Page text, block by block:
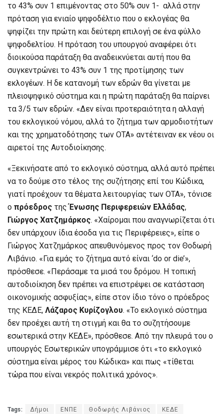
το 43% συν 1 επιμένοντας στο 50% συν 1- αλλά στην
πρόταση για ενιαίο ψηφοδέλτιο που ο εκλογέας θα
ψηφίζει την πρώτη και δεύτερη επιλογή σε ένα φύλλο
ψηφοδελτίου. Η πρόταση του υπουργού αναφέρει ότι
διοικούσα παράταξη θα αναδεικνύεται αυτή που θα
συγκεντρώνει το 43% συν 1 της προτίμησης των
εκλογέων. Η δε κατανομή των εδρών θα γίνεται με
πλειοψηφικό σύστημα και η πρώτη παράταξη θα παίρνει
τα 3/5 των εδρών. «Δεν είναι προτεραιότητα η αλλαγή
του εκλογικού νόμου, αλλά το ζήτημα των αρμοδιοτήτων
και της χρηματοδότησης των ΟΤΑ» αντέτειναν εκ νέου οι
αιρετοί της Αυτοδιοίκησης.
«Ξεκινήσατε από το εκλογικό σύστημα, αλλά αυτό πρέπει
να το δούμε στο τέλος της συζήτησης επί του Κώδικα,
γιατί προέχουν τα θέματα λειτουργίας των ΟΤΑ», τόνισε
ο πρόεδρος τηςΈνωσης Περιφερειών Ελλάδας,
Γιώργος Χατζημάρκος. «Χαίρομαι που αναγνωρίζεται ότι
δεν υπάρχουν ίδια έσοδα για τις Περιφέρειες», είπε ο
Γιώργος Χατζημάρκος απευθυνόμενος προς τον Θοδωρή
Λιβάνιο. «Για εμάς το ζήτημα αυτό είναι ‘do or die’»,
πρόσθεσε. «Περάσαμε τα μισά του δρόμου. Η τοπική
αυτοδιοίκηση δεν πρέπει να επιστρέψει σε κατάσταση
οικονομικής ασφυξίας», είπε στον ίδιο τόνο ο πρόεδρος
της ΚΕΔΕ, Λάζαρος Κυρίζογλου. «Το εκλογικό σύστημα
δεν προέχει αυτή τη στιγμή και θα το συζητήσουμε
εσωτερικά στην ΚΕΔΕ», πρόσθεσε. Από την πλευρά του ο
υπουργός Εσωτερικών υπογράμμισε ότι «το εκλογικό
σύστημα είναι μέρος του Κώδικα» και πως «τίθεται
τώρα που είναι νεκρός πολιτικά χρόνος».
Tags: Δήμοι ΕΝΠΕ Θοδωρής Λιβάνιος ΚΕΔΕ